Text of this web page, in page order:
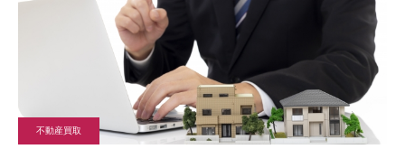
不動産買取 任意売
ウィズの利益還元
不動産買取